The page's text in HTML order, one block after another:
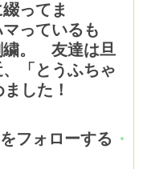
ってま
っているも
繍。 友達は旦
「とうふちゃ
した！
フォローする